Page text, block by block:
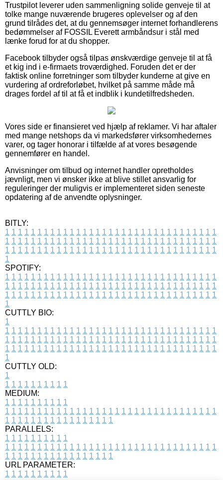
Trustpilot leverer uden sammenligning solide genveje til at
tolke mange nuværende brugeres oplevelser og af den
grund tilrådes det, at du gennemsøger internet forhandlerens
bedømmelser af FOSSIL Everett armbåndsur i stål med
lænke forud for at du shopper.
Facebook tilbyder også tilpas ønskværdige genveje til at få
et kig ind i e-firmaets troværdighed. Foruden det er der
faktisk online forretninger som tilbyder kunderne at give en
vurdering af ordreforløbet, hvilket på samme måde må
drages fordel af til at få et indblik i kundetilfredsheden.
Vores side er finansieret ved hjælp af reklamer. Vi har aftaler
med mange netshops da vi markedsfører virksomhedernes
varer, og tager honorar i tilfælde af at vores besøgende
gennemfører en handel.
Anvisninger om tilbud og internet handler opretholdes
jævnligt, men vi ønsker ikke at blive stillet ansvarlig for
reguleringer der muligvis er implementeret siden seneste
opdatering af de anvendte oplysninger.
BITLY:
1 1 1 1 1 1 1 1 1 1 1 1 1 1 1 1 1 1 1 1 1 1 1 1 1 1 1 1 1 1 1 1 1
1 1 1 1 1 1 1 1 1 1 1 1 1 1 1 1 1 1 1 1 1 1 1 1 1 1 1 1 1 1 1 1 1
1 1 1 1 1 1 1 1 1 1 1 1 1 1 1 1 1 1 1 1 1 1 1 1 1 1 1 1 1 1 1 1 1
1
SPOTIFY:
1 1 1 1 1 1 1 1 1 1 1 1 1 1 1 1 1 1 1 1 1 1 1 1 1 1 1 1 1 1 1 1 1
1 1 1 1 1 1 1 1 1 1 1 1 1 1 1 1 1 1 1 1 1 1 1 1 1 1 1 1 1 1 1 1 1
1 1 1 1 1 1 1 1 1 1 1 1 1 1 1 1 1 1 1 1 1 1 1 1 1 1 1 1 1 1 1 1 1
1
CUTTLY BIO:
1
1 1 1 1 1 1 1 1 1 1 1 1 1 1 1 1 1 1 1 1 1 1 1 1 1 1 1 1 1 1 1 1 1
1 1 1 1 1 1 1 1 1 1 1 1 1 1 1 1 1 1 1 1 1 1 1 1 1 1 1 1 1 1 1 1 1
1 1 1 1 1 1 1 1 1 1 1 1 1 1 1 1 1 1 1 1 1 1 1 1 1 1 1 1 1 1 1 1 1
1
CUTTLY OLD:
1
1 1 1 1 1 1 1 1 1 1
MEDIUM:
1 1 1 1 1 1 1 1 1 1
1 1 1 1 1 1 1 1 1 1 1 1 1 1 1 1 1 1 1 1 1 1 1 1 1 1 1 1 1 1 1 1 1
1 1 1 1 1 1 1 1 1 1 1 1 1 1 1 1 1
PARALLELS:
1 1 1 1 1 1 1 1 1 1
1 1 1 1 1 1 1 1 1 1 1 1 1 1 1 1 1 1 1 1 1 1 1 1 1 1 1 1 1 1 1 1 1
1 1 1 1 1 1 1 1 1 1 1 1 1 1 1 1 1
URL PARAMETER:
1 1 1 1 1 1 1 1 1 1